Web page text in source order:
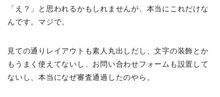
「え？」と思われるかもしれませんが、本当にこれだけな
んです。マジで。
見ての通りレイアウトも素人丸出しだし、文字の装飾とか
もうまく使えてないし、お問い合わせフォームも設置して
ないし、本当になぜ審査通過したのやら。